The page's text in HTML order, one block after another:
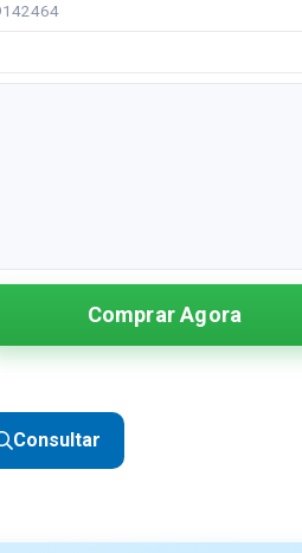
Comprar Agora
Consultar